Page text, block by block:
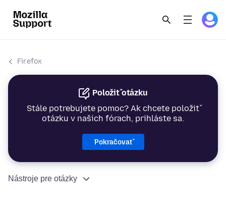
Firefox
Položiť otázku
Stále potrebujete pomoc? Ak chcete položiť
otázku v našich fórach, prihláste sa.
Pokračovať
Nástroje pre otázky